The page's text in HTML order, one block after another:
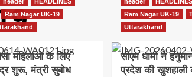
Ram Nagar UK-19
महिलाओं के लिए
शुरू, मंत्री सुबोध
Ram Nagar UK-19
Uttarakhand
सीएम धामी ने
प्रदेश की खुशहाली